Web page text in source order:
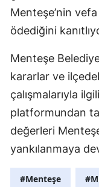
Menteşe’nin
ödediğini
Menteşe
kararlar ve
çalışmalarıyla
platformundan
değerleri
yankılanmaya
#Menteşe